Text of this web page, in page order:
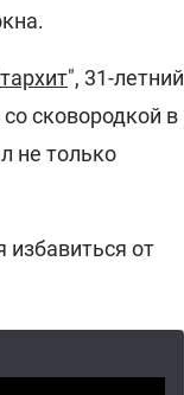
", 31-летний
сковородкой в
не только
избавиться от